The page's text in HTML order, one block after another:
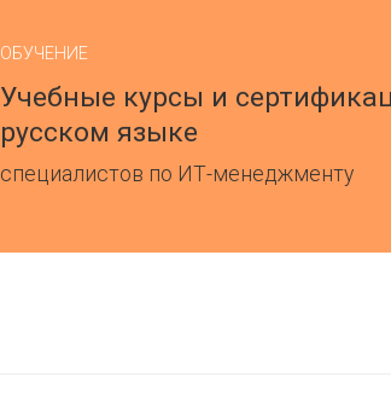
ОБУЧЕНИЕ
Учебные курсы и
русском языке
специалистов по ИТ-менеджменту